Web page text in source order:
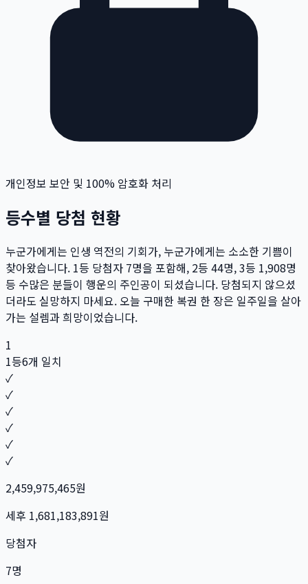
개인정보 보안 및 100% 암호화 처리
등수별 당첨 현황
누군가에게는 인생 역전의 기회가, 누군가에게는 소소한 기쁨이
찾아왔습니다. 1등 당첨자 7명을 포함해, 2등 44명, 3등 1,908명
등 수많은 분들이 행운의 주인공이 되셨습니다. 당첨되지 않으셨
더라도 실망하지 마세요. 오늘 구매한 복권 한 장은 일주일을 살아
가는 설렘과 희망이었습니다.
1
1등6개 일치
✓
✓
✓
✓
✓
✓
2,459,975,465원
세후 1,681,183,891원
당첨자
7명